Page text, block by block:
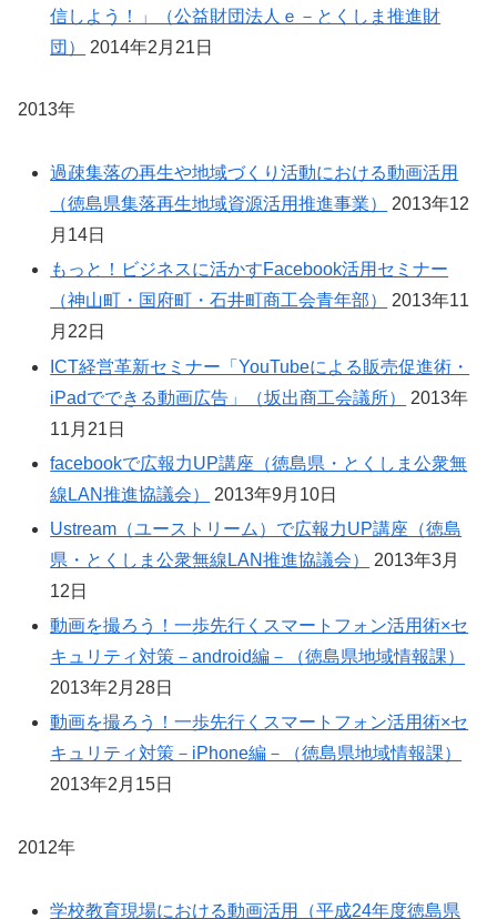
信しよう！」（公益財団法人ｅ－とくしま推進財
団）
2014年2月21日
2013年
過疎集落の再生や地域づくり活動における動画活用
（徳島県集落再生地域資源活用推進事業）
2013年12
月14日
もっと！ビジネスに活かすFacebook活用セミナー
（神山町・国府町・石井町商工会青年部）
2013年11
月22日
ICT経営革新セミナー「YouTubeによる販売促進術・
iPadでできる動画広告」（坂出商工会議所）
2013年
11月21日
facebookで広報力UP講座（徳島県・とくしま公衆無
線LAN推進協議会）
2013年9月10日
Ustream（ユーストリーム）で広報力UP講座（徳島
県・とくしま公衆無線LAN推進協議会）
2013年3月
12日
動画を撮ろう！一歩先行くスマートフォン活用術×セ
キュリティ対策－android編－（徳島県地域情報課）
2013年2月28日
動画を撮ろう！一歩先行くスマートフォン活用術×セ
キュリティ対策－iPhone編－（徳島県地域情報課）
2013年2月15日
2012年
学校教育現場における動画活用（平成24年度徳島県